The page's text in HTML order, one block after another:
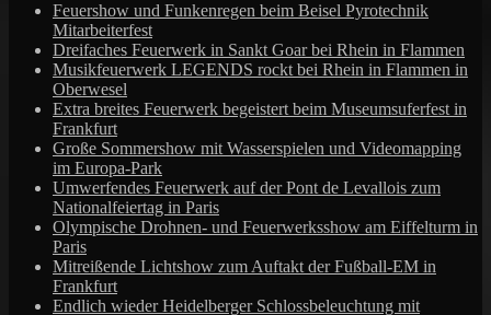
Feuershow und Funkenregen beim Beisel Pyrotechnik
Mitarbeiterfest
Dreifaches Feuerwerk in Sankt Goar bei Rhein in Flammen
Musikfeuerwerk LEGENDS rockt bei Rhein in Flammen in
Oberwesel
Extra breites Feuerwerk begeistert beim Museumsuferfest in
Frankfurt
Große Sommershow mit Wasserspielen und Videomapping
im Europa-Park
Umwerfendes Feuerwerk auf der Pont de Levallois zum
Nationalfeiertag in Paris
Olympische Drohnen- und Feuerwerksshow am Eiffelturm in
Paris
Mitreißende Lichtshow zum Auftakt der Fußball-EM in
Frankfurt
Endlich wieder Heidelberger Schlossbeleuchtung mit